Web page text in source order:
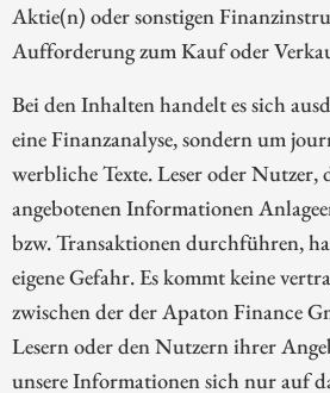
Aktie(n) oder sonstigen
Aufforderung zum Kauf oder
Bei den Inhalten handelt es sich
eine Finanzanalyse, sondern um
werbliche Texte. Leser oder
angebotenen Informationen
bzw. Transaktionen durchführen,
eigene Gefahr. Es kommt keine
zwischen der der Apaton Finance
Lesern oder den Nutzern ihrer
unsere Informationen sich nur auf